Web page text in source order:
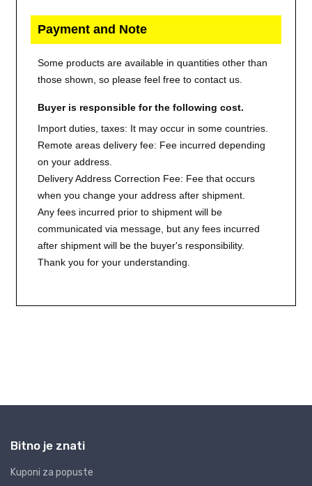
Bitno je znati
Kuponi za popuste